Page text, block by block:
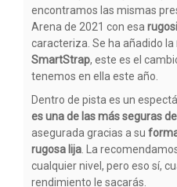
encontramos las mismas
Arena de 2021 con esa
caracteriza. Se ha añadido la
SmartStrap, este es el
tenemos en ella este año.
Dentro de pista es un
es una de las más seguras
asegurada gracias a su
rugosa lija . La
cualquier nivel, pero eso sí,
rendimiento le sacarás.